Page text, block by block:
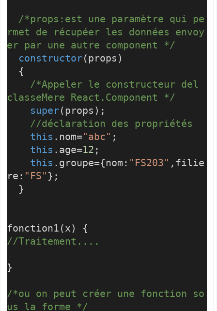
/*props:est une paramètre qui pe
rmet de récupéer les données envoy
er par une autre component */
constructor(props)
{
/*Appeler le constructeur del
classeMere React.Component */
super(props);
//déclaration des propriétés
this .nom="abc" ;
this .age=12 ;
this .groupe={nom: "FS203" ,filie
re: "FS" };
}
fonction1(x) {
//Traitement....
}
/*ou on peut créer une fonction so
us la forme */